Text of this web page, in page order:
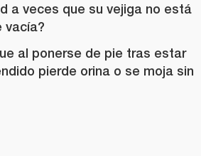
a veces que su vejiga no está
vacía?
al ponerse de pie tras estar
pierde orina o se moja sin